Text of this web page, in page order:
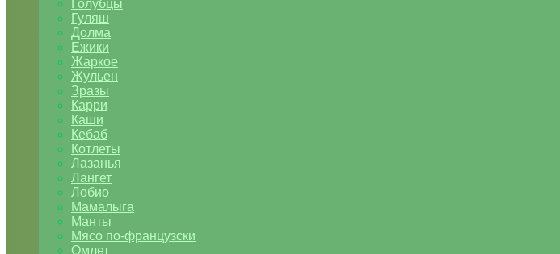
Голубцы
Гуляш
Долма
Ежики
Жаркое
Жульен
Зразы
Карри
Каши
Кебаб
Котлеты
Лазанья
Лангет
Лобио
Мамалыга
Манты
Мясо по-французски
Омлет